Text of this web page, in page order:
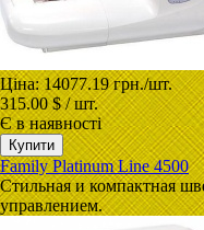
Ціна:14077.19 грн./шт.
315.00 $ / шт.
Є в наявності
Family Platinum Line 4500
Стильная и компактная
управлением.